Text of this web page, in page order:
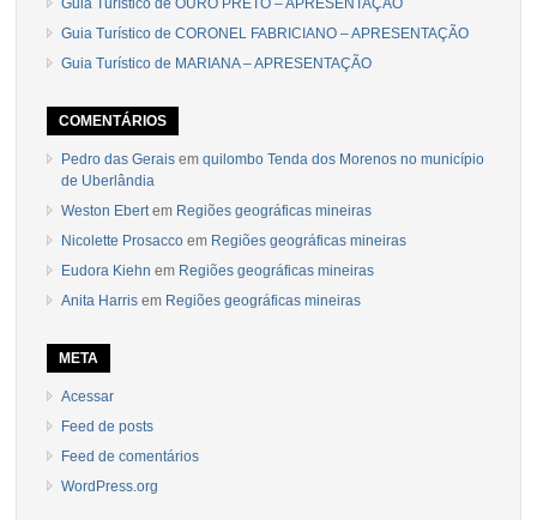
Guia Turístico de OURO PRETO – APRESENTAÇÃO
Guia Turístico de CORONEL FABRICIANO – APRESENTAÇÃO
Guia Turístico de MARIANA – APRESENTAÇÃO
COMENTÁRIOS
Pedro das Gerais emquilombo Tenda dos Morenos no município
de Uberlândia
Weston Ebertem Regiões geográficas mineiras
Nicolette Prosacco em Regiões geográficas mineiras
Eudora Kiehn em Regiões geográficas mineiras
Anita Harris em Regiões geográficas mineiras
META
Acessar
Feed de posts
Feed de comentários
WordPress.org